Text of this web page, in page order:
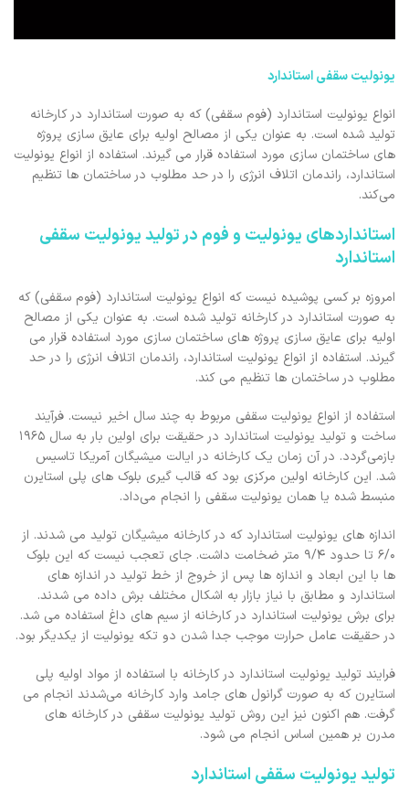
یونولیت سقفی استاندارد
انواع یونولیت استاندارد (فوم سقفی) که به صورت استاندارد در کارخانه
تولید شده است. به عنوان یکی از مصالح اولیه برای عایق سازی پروژه
های ساختمان سازی مورد استفاده قرار می گیرند. استفاده از انواع یونولیت
استاندارد، راندمان اتلاف انرژی را در حد مطلوب در ساختمان ها تنظیم
می‌کند.
استانداردهای یونولیت و فوم در تولید یونولیت سقفی
استاندارد
امروزه بر کسی پوشیده نیست که انواع یونولیت استاندارد (فوم سقفی) که
به صورت استاندارد در کارخانه تولید شده است. به عنوان یکی از مصالح
اولیه برای عایق سازی پروژه های ساختمان سازی مورد استفاده قرار می
گیرند. استفاده از انواع یونولیت استاندارد، راندمان اتلاف انرژی را در حد
مطلوب در ساختمان ها تنظیم می کند.
استفاده از انواع یونولیت سقفی مربوط به چند سال اخیر نیست. فرآیند
ساخت و تولید یونولیت استاندارد در حقیقت برای اولین بار به سال ۱۹۶۵
بازمی‌گردد. در آن زمان یک کارخانه در ایالت میشیگان آمریکا تاسیس
شد. این کارخانه اولین مرکزی بود که قالب گیری بلوک های پلی استایرن
منبسط شده یا همان یونولیت سقفی را انجام می‌داد.
اندازه های یونولیت استاندارد که در کارخانه میشیگان تولید می شدند. از
6/0 تا حدود 9/4 متر ضخامت داشت. جای تعجب نیست که این بلوک
ها با این ابعاد و اندازه ها پس از خروج از خط تولید در اندازه های
استاندارد و مطابق با نیاز بازار به اشکال مختلف برش داده می‌ شدند.
برای برش یونولیت استاندارد در کارخانه از سیم های داغ استفاده می شد.
در حقیقت عامل حرارت موجب جدا شدن دو تکه یونولیت از یکدیگر بود.
فرایند تولید یونولیت استاندارد در کارخانه با استفاده از مواد اولیه پلی
استایرن که به صورت گرانول های جامد وارد کارخانه می‌شدند انجام می
گرفت. هم اکنون نیز این روش تولید یونولیت سقفی در کارخانه های
مدرن بر همین اساس انجام می شود.
تولید یونولیت سقفی استاندارد